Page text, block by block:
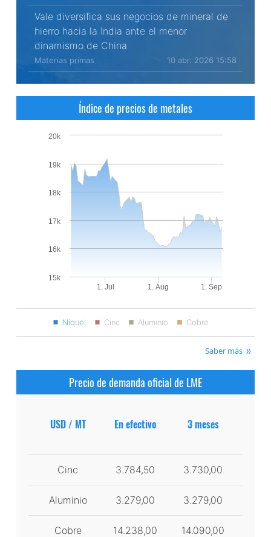
Vale diversifica sus negocios de mineral de
hierro hacia la India ante el menor
dinamismo de China
Materias primas 10 abr. 2026 15:58
Índice de precios de metales
1. Jul 1. Aug 1. Sep
15k
16k
17k
18k
19k
20k
Níquel Cinc Aluminio Cobre
Saber más
Precio de demanda oficial de LME
USD / MT En efectivo 3 meses
Cinc 3.784,50 3.730,00
Aluminio 3.279,00 3.279,00
Cobre 14.238,00 14.090,00